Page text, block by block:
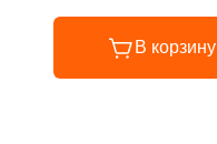
В корзину